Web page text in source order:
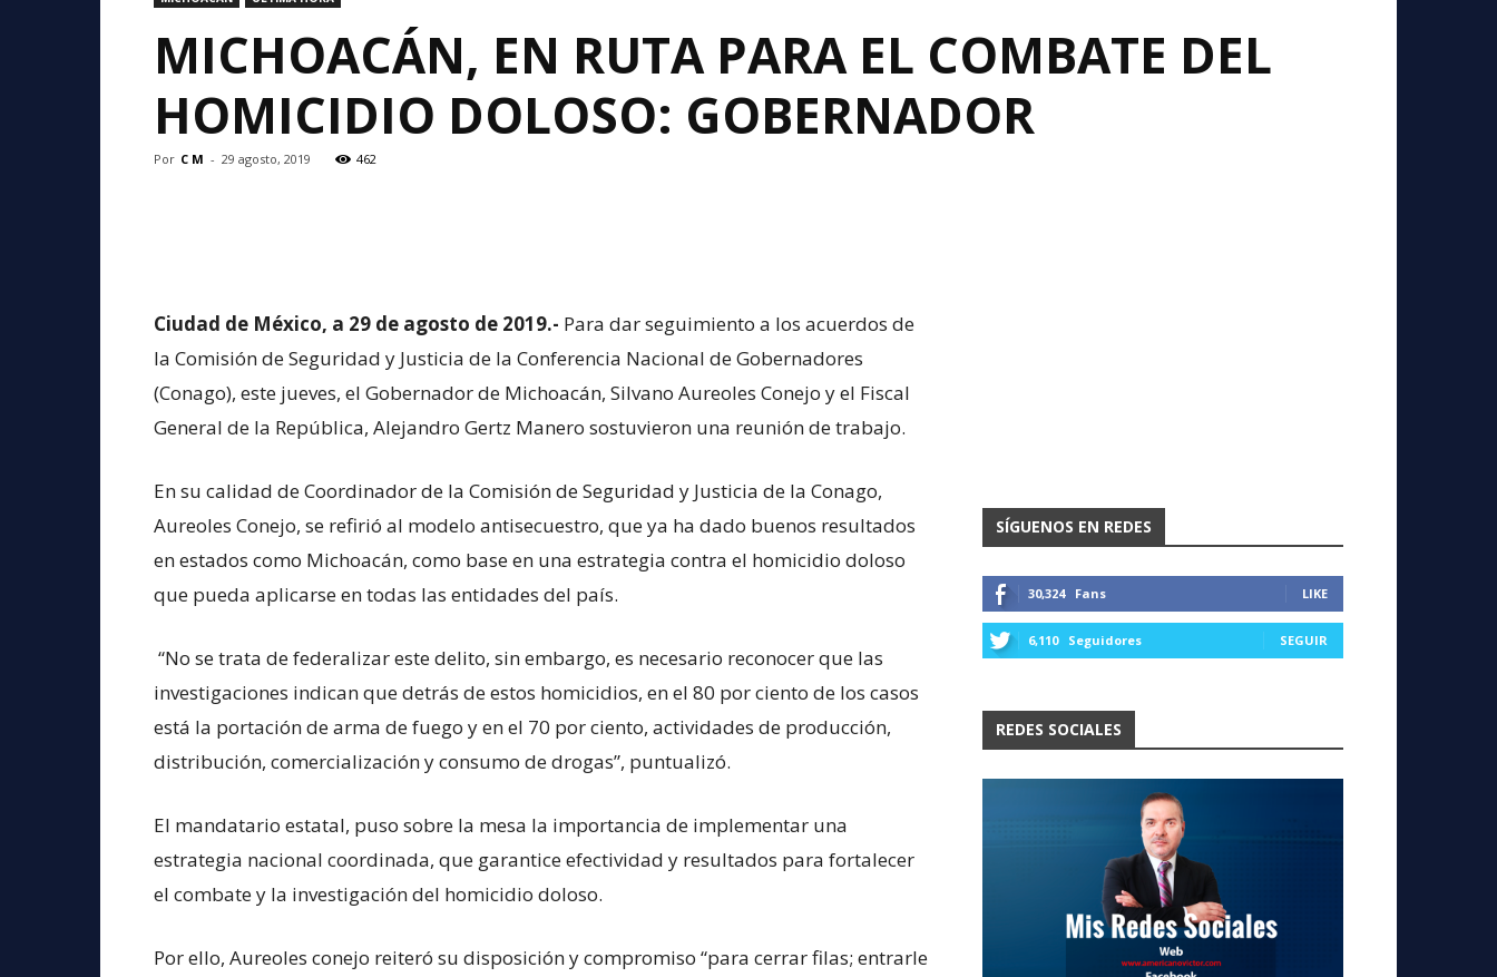
MICHOACÁN, EN RUTA PARA EL COMBATE DEL
HOMICIDIO DOLOSO: GOBERNADOR
Por C M - 29 agosto, 2019 462
Ciudad de México, a 29 de agosto de 2019.- Para dar seguimiento a los acuerdos de
la Comisión de Seguridad y Justicia de la Conferencia Nacional de Gobernadores
(Conago), este jueves, el Gobernador de Michoacán, Silvano Aureoles Conejo y el Fiscal
General de la República, Alejandro Gertz Manero sostuvieron una reunión de trabajo.
En su calidad de Coordinador de la Comisión de Seguridad y Justicia de la Conago,
Aureoles Conejo, se refirió al modelo antisecuestro, que ya ha dado buenos resultados
en estados como Michoacán, como base en una estrategia contra el homicidio doloso
que pueda aplicarse en todas las entidades del país.
“No se trata de federalizar este delito, sin embargo, es necesario reconocer que las
investigaciones indican que detrás de estos homicidios, en el 80 por ciento de los casos
está la portación de arma de fuego y en el 70 por ciento, actividades de producción,
distribución, comercialización y consumo de drogas”, puntualizó.
El mandatario estatal, puso sobre la mesa la importancia de implementar una
estrategia nacional coordinada, que garantice efectividad y resultados para fortalecer
el combate y la investigación del homicidio doloso.
Por ello, Aureoles conejo reiteró su disposición y compromiso “para cerrar filas; entrarle
SÍGUENOS EN REDES
30,324 Fans LIKE
6,110 Seguidores SEGUIR
REDES SOCIALES